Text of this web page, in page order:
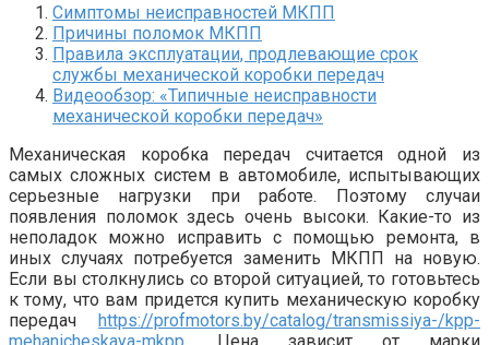
Симптомы неисправностей МКПП
Причины поломок МКПП
Правила эксплуатации, продлевающие срок
службы механической коробки передач
Видеообзор: «Типичные неисправности
механической коробки передач»
Механическая коробка передач считается одной из
самых сложных систем в автомобиле, испытывающих
серьезные нагрузки при работе. Поэтому случаи
появления поломок здесь очень высоки. Какие-то из
неполадок можно исправить с помощью ремонта, в
иных случаях потребуется заменить МКПП на новую.
Если вы столкнулись со второй ситуацией, то готовьтесь
к тому, что вам придется купить механическую коробку
передач https://profmotors.by/catalog/transmissiya-/kpp-